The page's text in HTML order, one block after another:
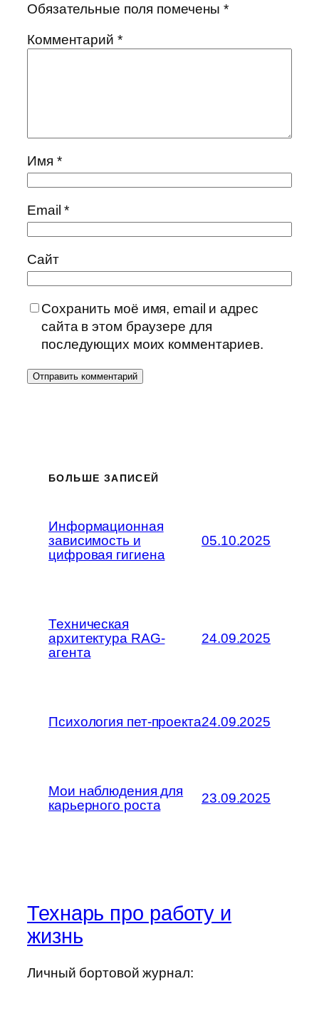
Обязательные поля помечены*
Комментарий *
Имя *
Email*
Сайт
Сохранить моё имя, email и адрес
сайта в этом браузере для
последующих моих комментариев.
БОЛЬШЕ ЗАПИСЕЙ
Информационная
зависимость и
цифровая гигиена
05.10.2025
Техническая
архитектура RAG-
агента
24.09.2025
Психология пет-проекта24.09.2025
Мои наблюдения для
карьерного роста
23.09.2025
Технарь про работу и
жизнь
Личный бортовой журнал: